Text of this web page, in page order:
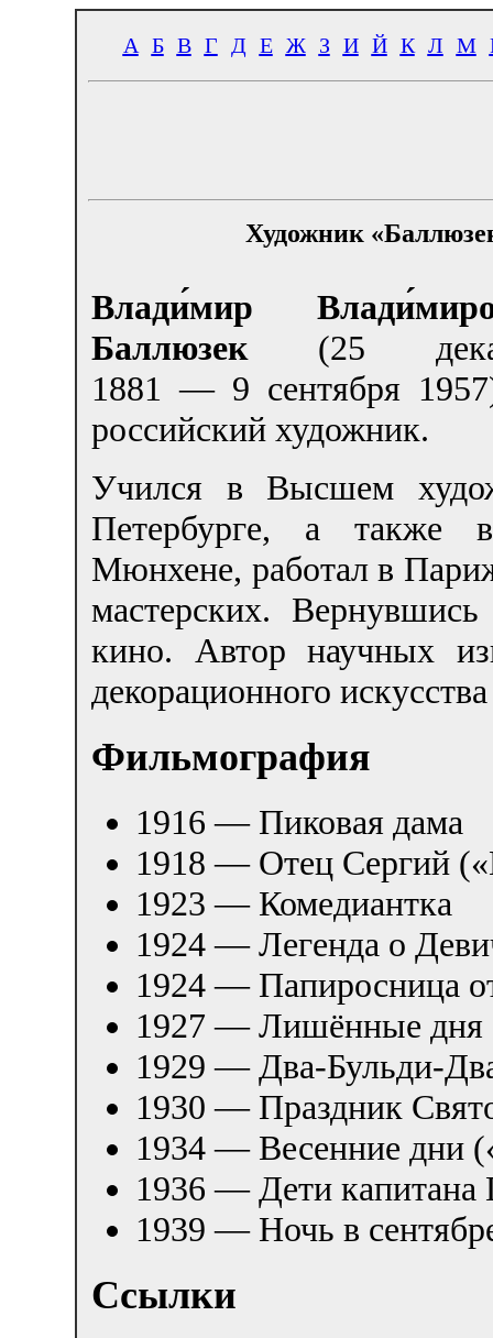
А Б В Г Д Е Ж З И Й К Л М
Художник
Влади́мир
Баллюзек (25
1881 — 9 сентября
российский художник.
Учился в Высшем
Петербурге, а также
Мюнхене, работал в
мастерских.
кино. Автор научных
декорационного
Фильмография
1916 — Пиковая дама
1918 — Отец Сергий
1923 — Комедиантка
1924 — Легенда о
1924 — Папиросница
1927 — Лишённые дня
1929 — Два-Бульди-
1930 — Праздник
1934 — Весенние дни
1936 — Дети капитана
1939 — Ночь в
Ссылки